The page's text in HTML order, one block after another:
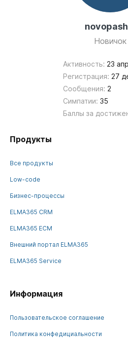
Новичок
Активность: 23
Регистрация: 27
Сообщения: 2
Симпатии: 35
Баллы за
Продукты
Все продукты
Low-code
Бизнес-процессы
ELMA365 CRM
ELMA365 ECM
Внешний портал ELMA365
ELMA365 Service
Информация
Пользовательское соглашение
Политика конфедициальности